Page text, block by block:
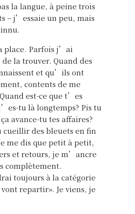
la langue, à peine trois
– j’essaie un peu, mais
place. Parfois j’ai
la trouver. Quand des
et qu’ils ont
contents de me
est-ce que t’es
tu là longtemps? Pis tu
avance-tu tes affaires?
cueillir des bleuets en fin
me dis que petit à petit,
et retours, je m’ancre
complètement.
toujours à la catégorie
repartir». Je viens, je